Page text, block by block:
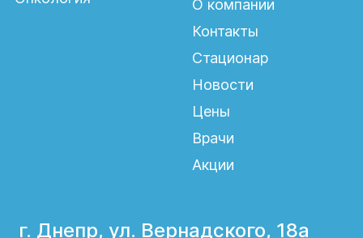
Основные показания
О компании
Контакты
Стационар
Новости
Цены
Врачи
Акции
г. Днепр, ул. Вернадского, 18а